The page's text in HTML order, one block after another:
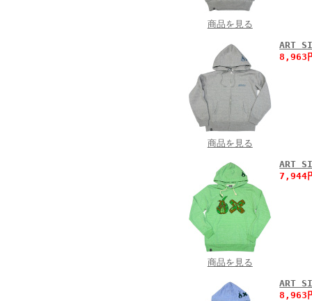
商品を見る
商品を見る
ART
8,963
商品を見る
ART
7,944
ART
8,963